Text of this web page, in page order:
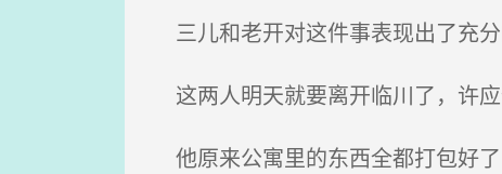
三儿和老开对这件事表现出了充
这两人明天就要离开临川了，许应
他原来公寓里的东西全都打包好了